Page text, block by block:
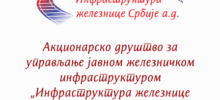
Акционарско друштво за
управљање јавном железничком
инфраструктуром
„Инфраструктура железнице